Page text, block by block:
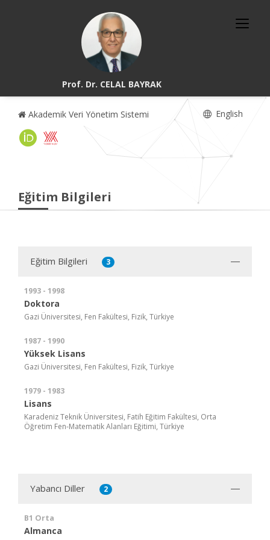
Prof. Dr. CELAL BAYRAK
Akademik Veri Yönetim Sistemi English
Eğitim Bilgileri
Eğitim Bilgileri 3
1993 - 1998
Doktora
Gazi Üniversitesi, Fen Fakültesi, Fizik, Türkiye
1987 - 1990
Yüksek Lisans
Gazi Üniversitesi, Fen Fakültesi, Fizik, Türkiye
1979 - 1983
Lisans
Karadeniz Teknik Üniversitesi, Fatih Eğitim Fakültesi, Orta
Öğretim Fen-Matematik Alanları Eğitimi, Türkiye
Yabancı Diller 2
B1 Orta
Almanca